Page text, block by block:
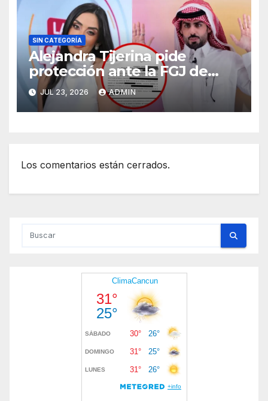
SIN CATEGORÍA
Alejandra Tijerina pide
protección ante la FGJ de
CdMx por vîolêncîa mediática
y psicológica de Masad
Altamimi, integrante de La
JUL 23, 2026 ADMIN
Los comentarios están cerrados.